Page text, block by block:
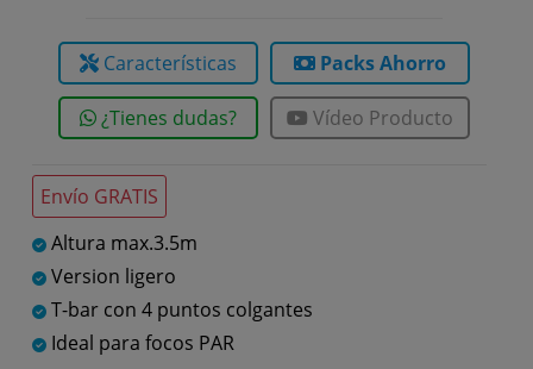
Envío GRATIS
Altura max.3.5m
Version ligero
T-bar con 4 puntos colgantes
Ideal para focos PAR
Características Packs Ahorro
¿Tienes dudas? Vídeo Producto